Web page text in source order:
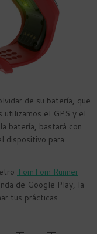
de su batería, que
utilizamos el GPS y el
batería, bastará con
dispositivo para
TomTom Runner
de Google Play, la
tus prácticas